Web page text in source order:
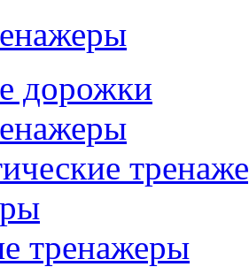
дорожки
тренажеры